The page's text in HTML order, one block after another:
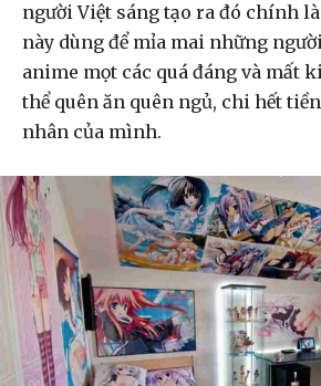
người Việt sáng tạo ra đó chính
này dùng để mỉa mai những
anime mọt các quá đáng và mất
thể quên ăn quên ngủ, chi hết
nhân của mình.